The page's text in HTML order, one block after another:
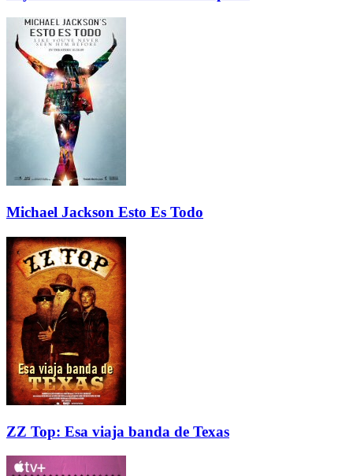
Michael Jackson Esto Es Todo
ZZ Top: Esa viaja banda de Texas